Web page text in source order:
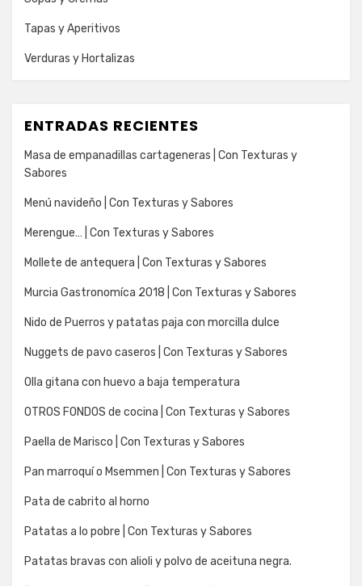
Tapas y Aperitivos
Verduras y Hortalizas
ENTRADAS RECIENTES
Masa de empanadillas cartageneras | Con Texturas y
Sabores
Menú navideño | Con Texturas y Sabores
Merengue… | Con Texturas y Sabores
Mollete de antequera | Con Texturas y Sabores
Murcia Gastronomíca 2018 | Con Texturas y Sabores
Nido de Puerros y patatas paja con morcilla dulce
Nuggets de pavo caseros | Con Texturas y Sabores
Olla gitana con huevo a baja temperatura
OTROS FONDOS de cocina | Con Texturas y Sabores
Paella de Marisco | Con Texturas y Sabores
Pan marroquí o Msemmen | Con Texturas y Sabores
Pata de cabrito al horno
Patatas a lo pobre | Con Texturas y Sabores
Patatas bravas con alioli y polvo de aceituna negra.